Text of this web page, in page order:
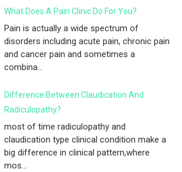
What Does A Pain Clinic Do For You?
Pain is actually a wide spectrum of
disorders including acute pain, chronic pain
and cancer pain and sometimes a
combina...
Difference Between Claudication And
Radiculopathy?
most of time radiculopathy and
claudication type clinical condition make a
big difference in clinical pattern,where
mos...